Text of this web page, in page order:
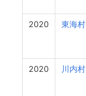
2020 東海村
2020 川内村